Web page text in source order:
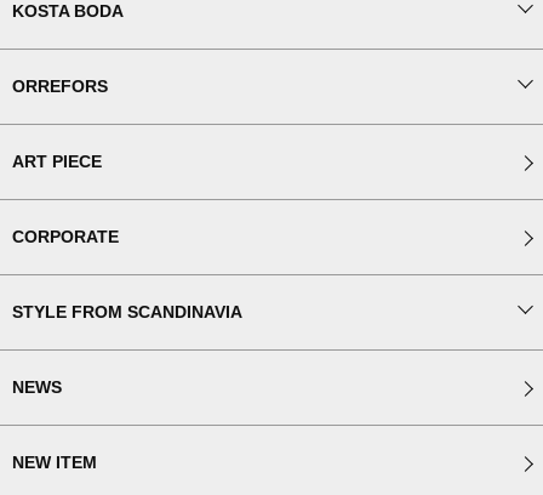
KOSTA BODA
ORREFORS
ART PIECE
CORPORATE
STYLE FROM SCANDINAVIA
NEWS
NEW ITEM